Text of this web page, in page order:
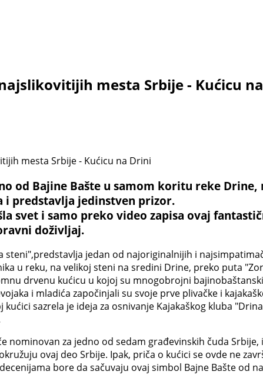
mesta Srbije - Kućicu
od Bajine Bašte u samom koritu reke
i predstavlja jedinstven prizor.
svet i samo preko video zapisa ovaj
doživljaj.
steni",predstavlja jedan od najoriginalnijih i
u reku, na velikoj steni na sredini Drine, preko puta
drvenu kućicu u kojoj su mnogobrojni
i mladića započinjali su svoje prve plivačke i
sazrela je ideja za osnivanje Kajakaškog kluba
nominovan za jedno od sedam građevinskih čuda
ovaj deo Srbije. Ipak, priča o kućici se ovde ne
bore da sačuvaju ovaj simbol Bajne Bašte od